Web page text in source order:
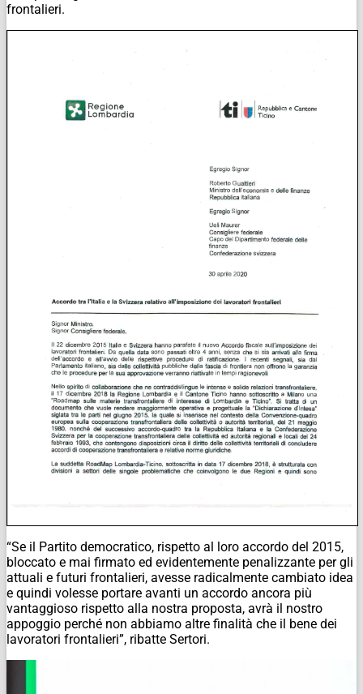
frontalieri.
“Se il Partito democratico, rispetto al loro accordo del 2015,
bloccato e mai firmato ed evidentemente penalizzante per gli
attuali e futuri frontalieri, avesse radicalmente cambiato idea
e quindi volesse portare avanti un accordo ancora più
vantaggioso rispetto alla nostra proposta, avrà il nostro
appoggio perché non abbiamo altre finalità che il bene dei
lavoratori frontalieri”, ribatte Sertori.